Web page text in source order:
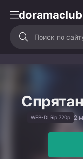
WEB-DLRip 720p 2